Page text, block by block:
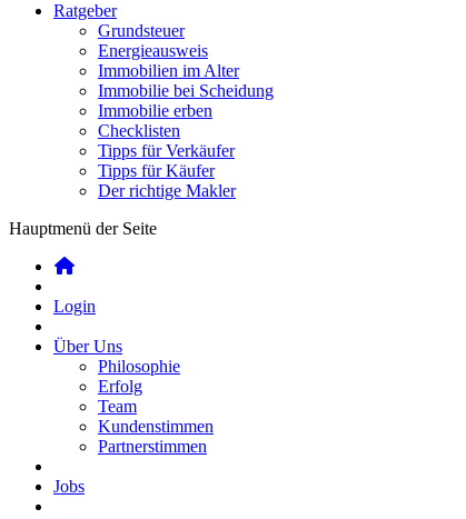
Ratgeber
Grundsteuer
Energieausweis
Immobilien im Alter
Immobilie bei Scheidung
Immobilie erben
Checklisten
Tipps für Verkäufer
Tipps für Käufer
Der richtige Makler
Hauptmenü der Seite
Login
Über Uns
Philosophie
Erfolg
Team
Kundenstimmen
Partnerstimmen
Jobs